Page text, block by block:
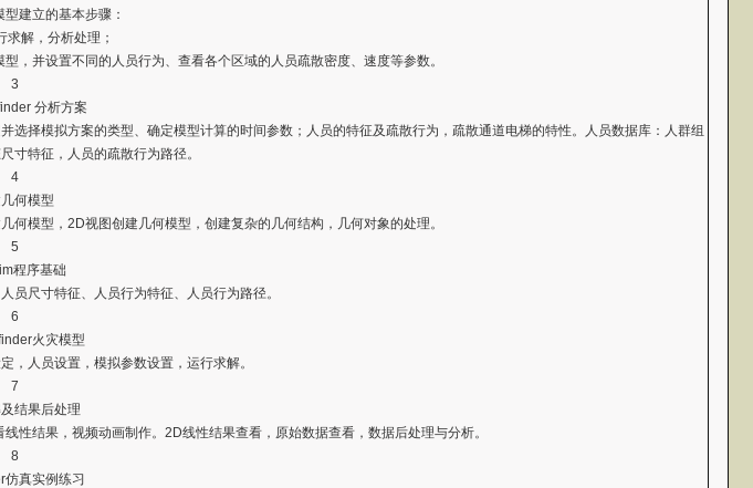
建立的基本步骤：
求解，分析处理；
，并设置不同的人员行为、查看各个区域的人员疏散密度、速度等参数。
3
分析方案
择模拟方案的类型、确定模型计算的时间参数；人员的特征及疏散行为，疏散通道电梯的特性。人员数据库：人群组
寸特征，人员的疏散行为路径。
4
何模型
模型，2D视图创建几何模型，创建复杂的几何结构，几何对象的处理。
5
程序基础
员尺寸特征、人员行为特征、人员行为路径。
6
火灾模型
，人员设置，模拟参数设置，运行求解。
7
结果后处理
性结果，视频动画制作。2D线性结果查看，原始数据查看，数据后处理与分析。
8
仿真实例练习